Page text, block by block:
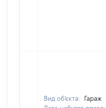
Вид об'єкта:
Гараж